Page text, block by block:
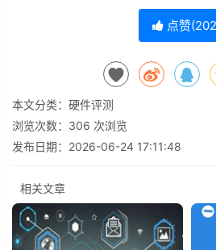
点赞(202
本文分类： 硬件评测
浏览次数： 306 次浏览
发布日期：2026-06-24 17:11:48
相关文章